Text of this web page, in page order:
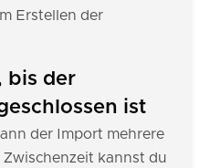
Erstellen der
bis der
ist
der Import mehrere
kannst du